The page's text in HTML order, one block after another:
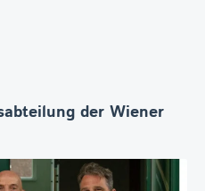
der Wiener